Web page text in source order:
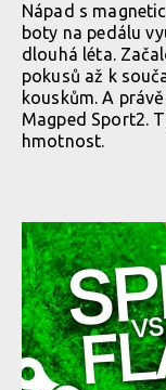
Nápad s
boty na pedálu
dlouhá léta.
pokusů až k
kouskům. A
Magped Sport2.
hmotnost.